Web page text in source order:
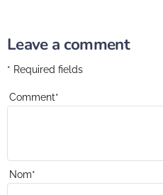
Leave a comment
* Required fields
Comment*
Nom*